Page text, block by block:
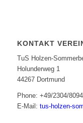
KONTAKT
TuS Holzen-
Holunderweg 1
44267 Dortmund
Phone: +49/2304/
E-Mail: tus-holzen-